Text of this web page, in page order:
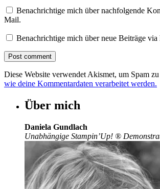
Benachrichtige mich über nachfolgende
Mail.
Benachrichtige mich über neue Beiträge
Diese Website verwendet Akismet, um Spam
wie deine Kommentardaten verarbeitet werden.
Über mich
Daniela Gundlach
Unabhängige Stampin’Up! ®